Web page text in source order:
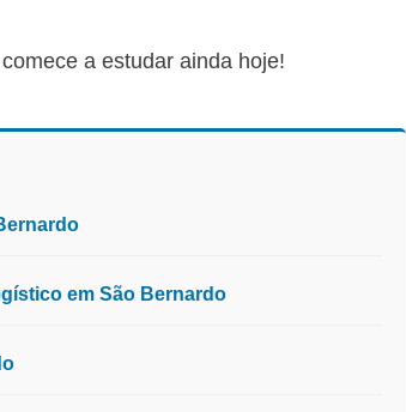
a estudar ainda hoje!
em São Bernardo